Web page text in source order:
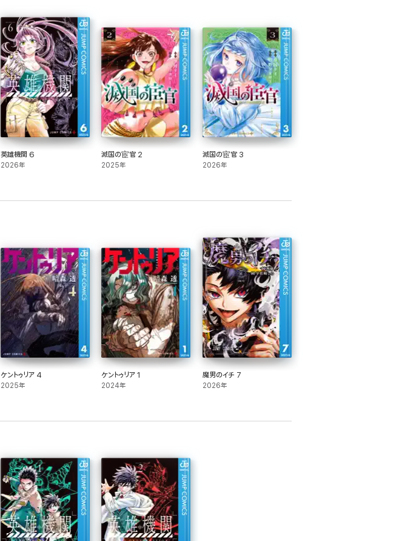
英雄機関 6
2026年
滅国の宦官 2
2025年
滅国の宦官 3
2026年
ケントゥリア 4
2025年
ケントゥリア 1
2024年
魔男のイチ 7
2026年